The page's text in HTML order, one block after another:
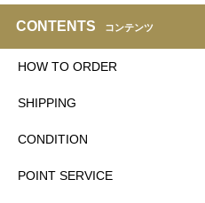
CONTENTS コンテンツ
HOW TO ORDER
SHIPPING
CONDITION
POINT SERVICE